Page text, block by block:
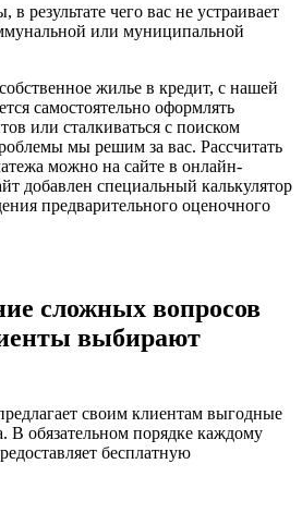
результате чего вас не устраивает
или муниципальной
жилье в кредит, с нашей
самостоятельно оформлять
или сталкиваться с поиском
мы решим за вас. Рассчитать
можно на сайте в онлайн-
добавлен специальный калькулятор
предварительного оценочного
сложных вопросов
выбирают
своим клиентам выгодные
В обязательном порядке каждому
бесплатную